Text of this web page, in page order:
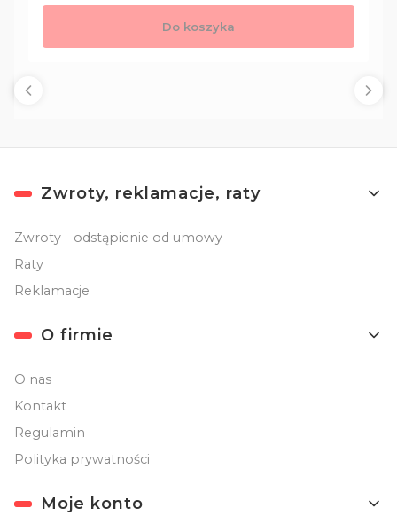
Do koszyka
Linki w stopce
Zwroty, reklamacje, raty
Zwroty - odstąpienie od umowy
Raty
Reklamacje
O firmie
O nas
Kontakt
Regulamin
Polityka prywatności
Moje konto